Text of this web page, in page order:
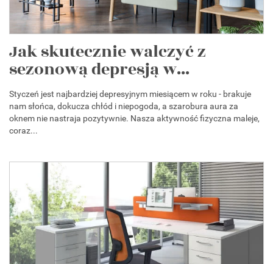
Jak skutecznie walczyć z
sezonową depresją w...
Styczeń jest najbardziej depresyjnym miesiącem w roku - brakuje
nam słońca, dokucza chłód i niepogoda, a szarobura aura za
oknem nie nastraja pozytywnie. Nasza aktywność fizyczna maleje,
coraz...